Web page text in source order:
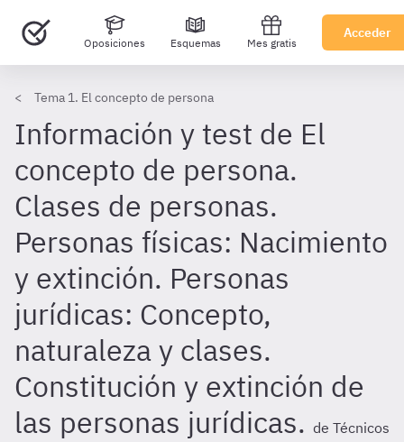
Oposiciones Esquemas Mes gratis
Acceder
Tema 1. El concepto de persona
Información y test de El
concepto de persona.
Clases de personas.
Personas físicas: Nacimiento
y extinción. Personas
jurídicas: Concepto,
naturaleza y clases.
Constitución y extinción de
las personas jurídicas. de Técnicos